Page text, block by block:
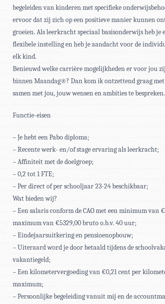
begeleiden van kinderen met specifieke
ervoor dat zij zich op een positieve manier kunnen
groeien. Als leerkracht speciaal basisonderwijs heb je
flexibele instelling en heb je aandacht voor de
elk kind.
Benieuwd welke carrière mogelijkheden er voor jou
binnen Maandag®? Dan kom ik ontzettend graag
samen met jou, jouw wensen en ambities te bespreken.
Functie-eisen
– Je hebt een Pabo diploma;
– Recente werk- en/of stage ervaring als leerkracht;
– Affiniteit met de doelgroep;
– 0,2 tot 1 FTE;
– Per direct of per schooljaar 23-24 beschikbaar;
Wat bieden wij?
– Een salaris conform de CAO met een minimum van
maximum van €5329,00 bruto o.b.v. 40 uur;
– Eindejaarsuitkering en pensioenopbouw;
– Uiteraard word je door betaald tijdens de
vakantiegeld;
– Een kilometervergoeding van €0,21 cent per
maximum;
– Persoonlijke begeleiding vanuit mij en de